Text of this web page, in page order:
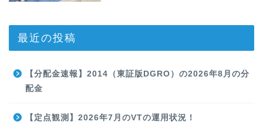
最近の投稿
【分配金速報】2014（東証版DGRO）の2026年8月の分
配金
【定点観測】2026年7月のVTの運用状況！